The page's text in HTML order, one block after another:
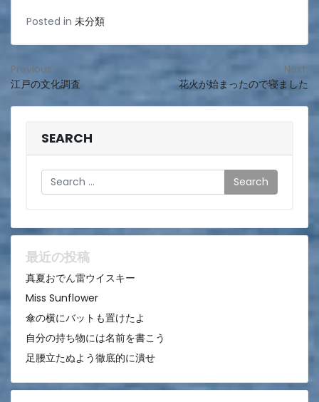
Posted in 未分類
投
稿
ョ
ン
Previous:
江戸の文化調査
Next:
花火が始まったので寝ました
SEARCH
Search
最近の投稿
真夏おでん雷ウイスキー
Miss Sunflower
傘の横にバットも置けたよ
自分の持ち物には名前を書こう
足腰立たぬよう徹底的に潰せ